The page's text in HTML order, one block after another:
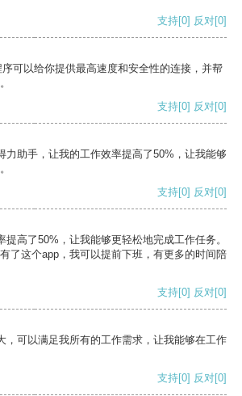
支持[0] 反对[0]
可以给你提供最高速度和安全性的连接，并帮
支持[0] 反对[0]
力助手，让我的工作效率提高了50%，让我能够
支持[0] 反对[0]
提高了50%，让我能够更轻松地完成工作任务。
了这个app，我可以提前下班，有更多的时间陪
支持[0] 反对[0]
，可以满足我所有的工作需求，让我能够在工作
支持[0] 反对[0]